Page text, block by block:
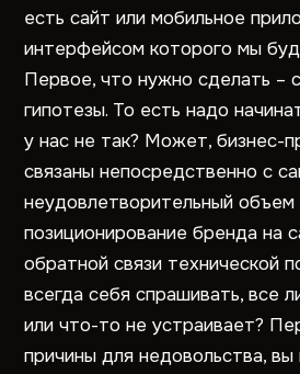
есть сайт или мобильное
интерфейсом которого мы
Первое, что нужно сделать –
гипотезы. То есть надо
у нас не так? Может, бизнес-
связаны непосредственно с
неудовлетворительный
позиционирование бренда на
обратной связи технической
всегда себя спрашивать, все
или что-то не устраивает?
причины для недовольства,